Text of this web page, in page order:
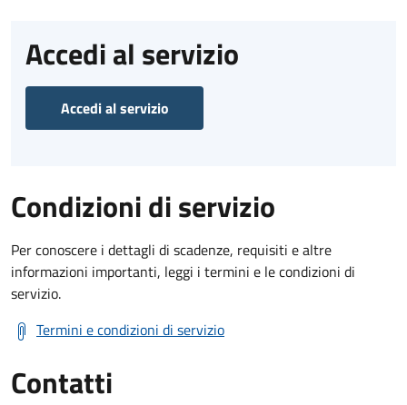
Accedi al servizio
Accedi al servizio
Condizioni di servizio
Per conoscere i dettagli di scadenze, requisiti e altre
informazioni importanti, leggi i termini e le condizioni di
servizio.
Termini e condizioni di servizio
Contatti